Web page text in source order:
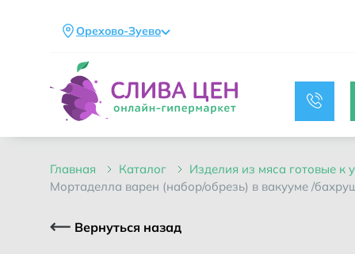
Орехово-Зуево
главная каталог
изделия из мяса готовые
мортаделла варен (набор/обрезь) в вакууме /
Вернуться назад